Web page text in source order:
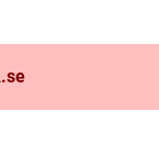
se